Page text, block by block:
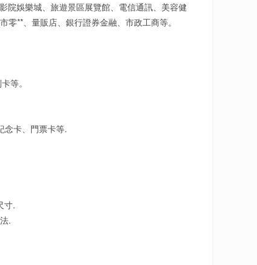
院娛樂城、旅遊景區展覽館、電信通訊、美容健
**、量販店、銀行證券金融、市政工商等。
等。
念卡、門票卡等.
寸.
.